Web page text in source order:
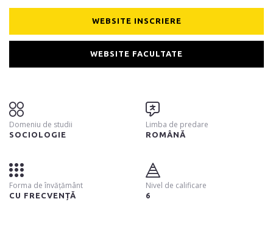
WEBSITE INSCRIERE
WEBSITE FACULTATE
Domeniu de studii
SOCIOLOGIE
Limba de predare
ROMÂNĂ
Forma de învățământ
CU FRECVENȚĂ
Nivel de calificare
6